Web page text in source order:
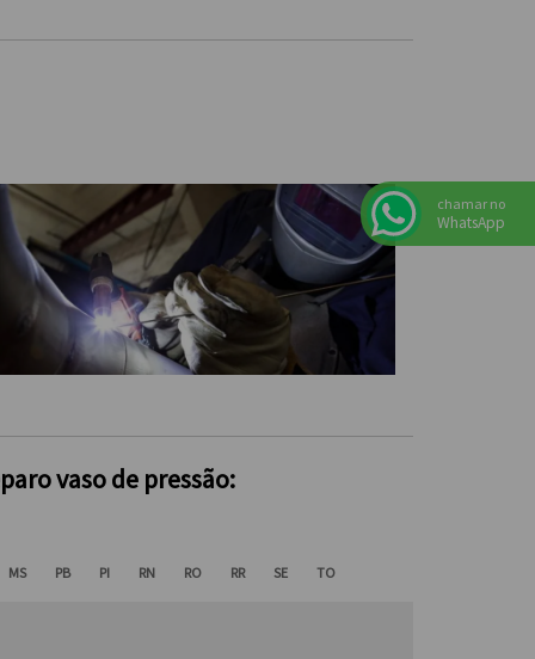
vaso de pressão:
MS PB PI RN RO RR SE TO
chamar no
WhatsApp